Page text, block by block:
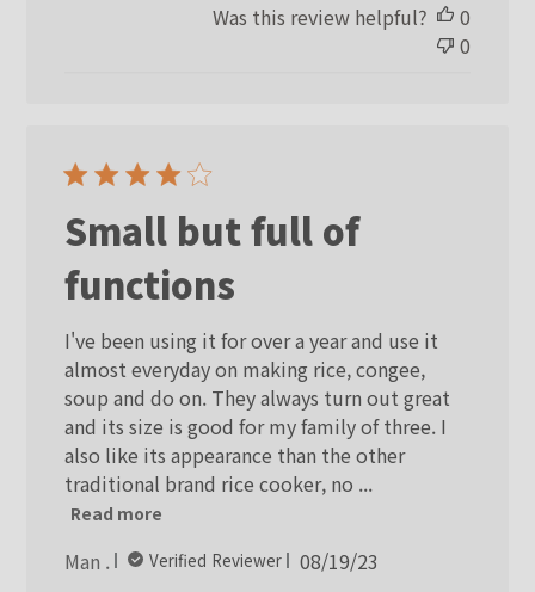
Was this review helpful?
0
0
Small but full of
functions
I've been using it for over a year and use it
almost everyday on making rice, congee,
soup and do on. They always turn out great
and its size is good for my family of three. I
also like its appearance than the other
traditional brand rice cooker, no ...
Read more
Man . Verified Reviewer
Published
08/19/23